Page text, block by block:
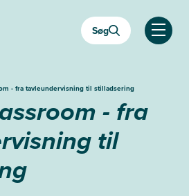
Søg
Åben
- fra tavleundervisning til stilladsering
- fra
til